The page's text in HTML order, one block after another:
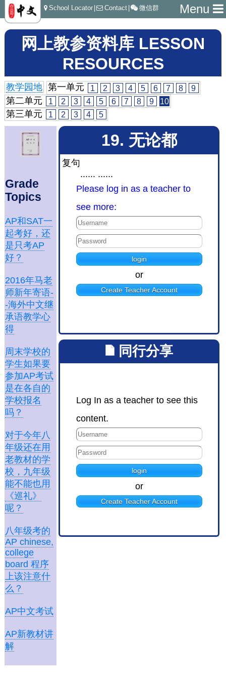
Menu
School Locator Contact 微信群
网上教参资料库 LESSON
RESOURCES
教学园地 第一单元 1 2 3 4 5 6 7 8 9
第二单元 1 2 3 4 5 6 7 8 9 10
第三单元 1 2 3 4 5
Grade
Topics
AP和SAT一
起考好，还
是只考AP
好？
2016年马老
师新年寄语-
-海外中文继
承语教学心
得
周末学校的
学生如果要
参加AP考试
是在各自的
学校报名
吗？
对于今年八
年级还在用
老教材的学
校，九年级
能不能也用
《巡礼》
呢？
八年级考的
AP chinese,
college
board 程序
上该注意什
么？
AP中文考试
AP新教材讲
解
19. 无论都
复句
...... ......
Please log in as a teacher to
see more:
or
Create Teacher Account
同行分享
Log In as a teacher to see this
content.
or
Create Teacher Account